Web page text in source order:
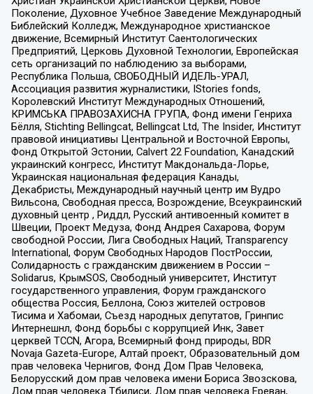
Поколение, Духовное Учебное Заведение Международный
Библейский Колледж, Международное христианское
движение, Всемирный Институт Саентологических
Предприятий, Церковь Духовной Технологии, Европейская
сеть организаций по наблюдению за выборами,
Республика Польша, СВОБОДНЫЙ ИДЕЛЬ-УРАЛ,
Ассоциация развития журналистики, IStories fonds,
Королевский Институт Международных Отношений,
КРИМСЬКА ПРАВОЗАХИСНА ГРУПА, Фонд имени Генриха
Бёлля, Stichting Bellingcat, Bellingcat Ltd, The Insider, Институт
правовой инициативы Центральной и Восточной Европы,
Фонд Открытой Эстонии, Calvert 22 Foundation, Канадский
украинский конгресс, Институт Макдональда-Лорье,
Украинская национальная федерация Канады,
Декабристы, Международный научный центр им Вудро
Вильсона, Свободная пресса, Возрождение, Всеукраинский
духовный центр , Риддл, Русский антивоенный комитет в
Швеции, Проект Медуза, Фонд Андрея Сахарова, Форум
свободной России, Лига Свободных Наций, Transparеncy
International, Форум Свободных Народов ПостРоссии,
Солидарность с гражданским движением в России –
Solidarus, КрымSOS, Свободный университет, Институт
государственного управления, Форум гражданского
общества Россия, Беллона, Союз жителей островов
Тисима и Хабомаи, Съезд народных депутатов, Гринпис
Интернешнл, Фонд борьбы с коррупцией Инк, Завет
церквей TCCN, Агора, Всемирный фонд природы, BDR
Novaja Gazeta-Europe, Алтай проект, Образовательный дом
прав человека Чернигов, Фонд Дом Прав Человека,
Белорусский дом прав человека имени Бориса Звозскова,
Дом прав человека Тбилиси, Дом прав человека Ереван,